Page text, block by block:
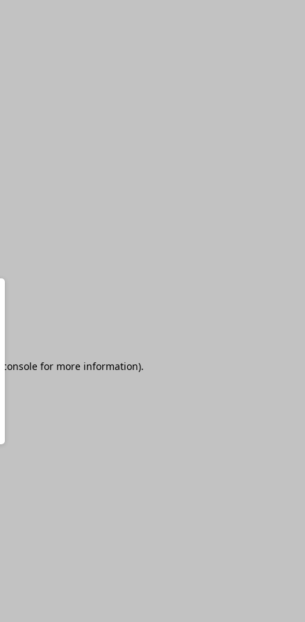
console for more information).